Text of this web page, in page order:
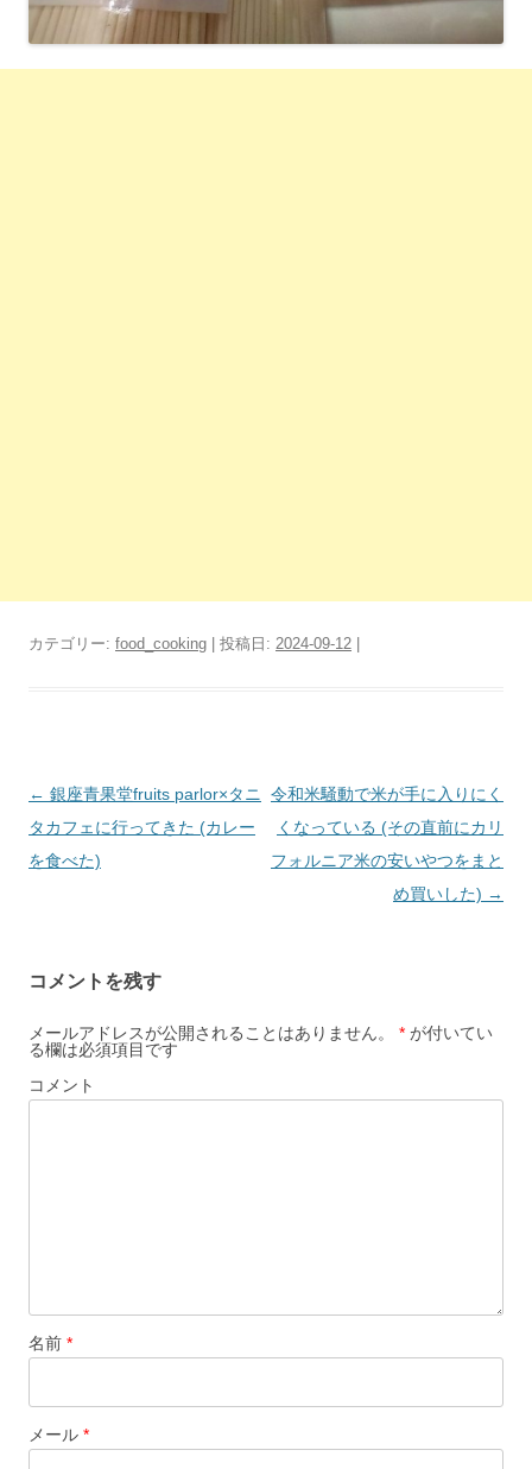
カテゴリー: food_cooking | 投稿日: 2024-09-12
投
稿
ナ
シ
ョ
ン
← 銀座青果堂fruits parlor×タニ
タカフェに行ってきた (カレー
を食べた)
令和米騒動で米が手に入りにく
くなっている (その直前にカリ
フォルニア米の安いやつをまと
め買いした) →
コメントを残す
メールアドレスが公開されることはありません。 * が付いてい
る欄は必須項目です
コメント
名前 *
メール *